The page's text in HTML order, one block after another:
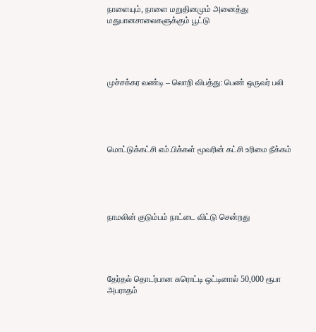
நாளையும், நாளை மறுதினமும் அனைத்து
மதுபானசாலைகளுக்கும் பூட்டு
முச்சக்கர வண்டி – லொறி விபத்து: பெண் ஒருவர் பலி
மொட்டுக்கட்சி எம்.பிக்கள் மூவரின் கட்சி உரிமை நீக்கம்
நாமலின் குடும்பம் நாட்டை விட்டு சென்றது
தேர்தல் தொடர்பான சுரொட்டி ஒட்டினால் 50,000 ரூபா
அபராதம்